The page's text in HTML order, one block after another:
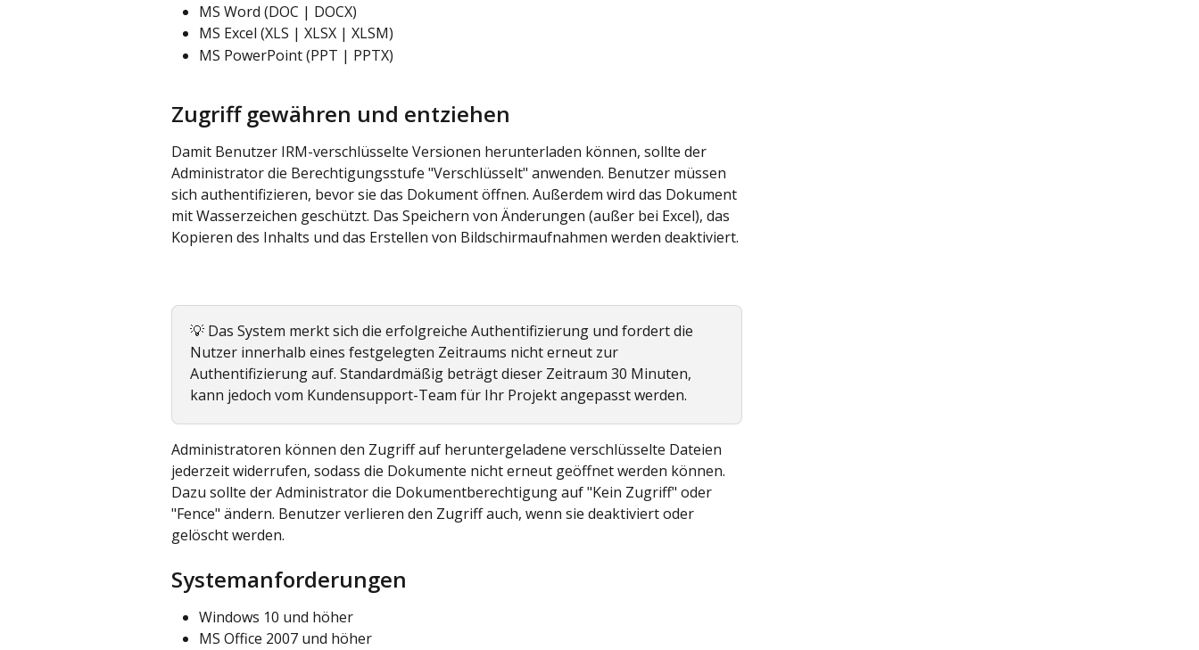
MS Word (DOC | DOCX)
MS Excel (XLS | XLSX | XLSM)
MS PowerPoint (PPT | PPTX)
Zugriff gewähren und entziehen
Damit Benutzer IRM-verschlüsselte Versionen herunterladen können, sollte der
Administrator die Berechtigungsstufe "Verschlüsselt" anwenden. Benutzer müssen
sich authentifizieren, bevor sie das Dokument öffnen. Außerdem wird das Dokument
mit Wasserzeichen geschützt. Das Speichern von Änderungen (außer bei Excel), das
Kopieren des Inhalts und das Erstellen von Bildschirmaufnahmen werden deaktiviert.
💡 Das System merkt sich die erfolgreiche Authentifizierung und fordert die
Nutzer innerhalb eines festgelegten Zeitraums nicht erneut zur
Authentifizierung auf. Standardmäßig beträgt dieser Zeitraum 30 Minuten,
kann jedoch vom Kundensupport-Team für Ihr Projekt angepasst werden.
Administratoren können den Zugriff auf heruntergeladene verschlüsselte Dateien
jederzeit widerrufen, sodass die Dokumente nicht erneut geöffnet werden können.
Dazu sollte der Administrator die Dokumentberechtigung auf "Kein Zugriff" oder
"Fence" ändern. Benutzer verlieren den Zugriff auch, wenn sie deaktiviert oder
gelöscht werden.
Systemanforderungen
Windows 10 und höher
MS Office 2007 und höher